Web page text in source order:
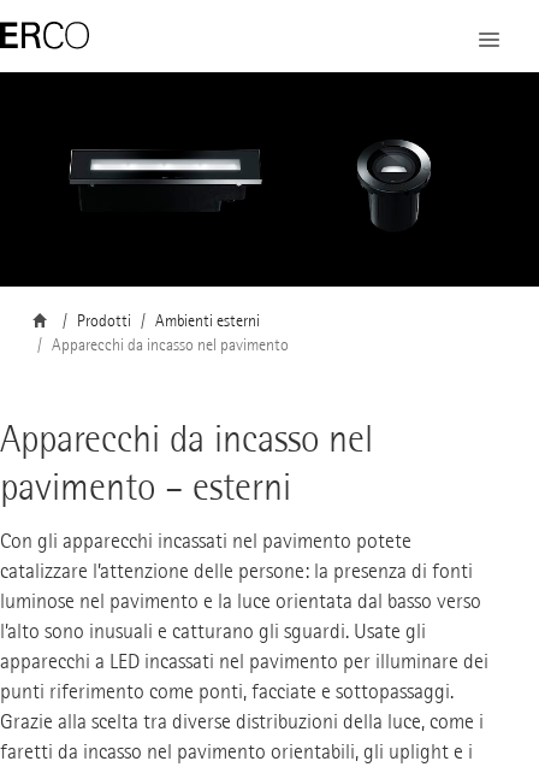
Prodotti
Ambienti esterni
Apparecchi da incasso nel pavimento
Apparecchi da incasso nel
pavimento – esterni
Con gli apparecchi incassati nel pavimento potete
catalizzare l’attenzione delle persone: la presenza di fonti
luminose nel pavimento e la luce orientata dal basso verso
l’alto sono inusuali e catturano gli sguardi. Usate gli
apparecchi a LED incassati nel pavimento per illuminare dei
punti riferimento come ponti, facciate e sottopassaggi.
Grazie alla scelta tra diverse distribuzioni della luce, come i
faretti da incasso nel pavimento orientabili, gli uplight e i